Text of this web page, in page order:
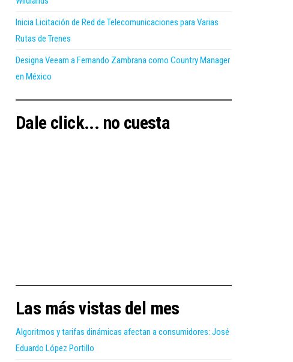
Inicia Licitación de Red de Telecomunicaciones para Varias
Rutas de Trenes
Designa Veeam a Fernando Zambrana como Country Manager
en México
Dale click... no cuesta
Las más vistas del mes
Algoritmos y tarifas dinámicas afectan a consumidores: José
Eduardo López Portillo